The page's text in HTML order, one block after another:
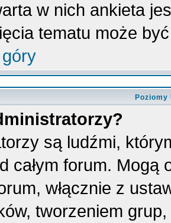
w nich ankieta
tematu może
są ludźmi,
całym forum.
włącznie z
tworzeniem